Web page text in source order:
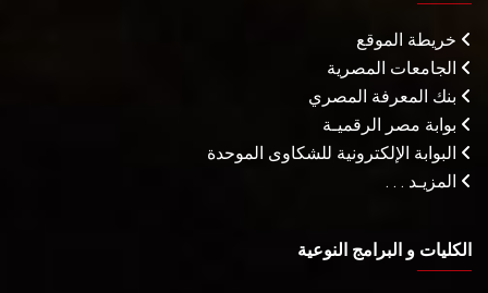
خريطة الموقع
الجامعات المصرية
بنك المعرفة المصري
بوابة مصر الرقميـة
البوابة الإلكترونية للشكاوى الموحدة
المزيـد . . .
الكليات و البرامج النوعية